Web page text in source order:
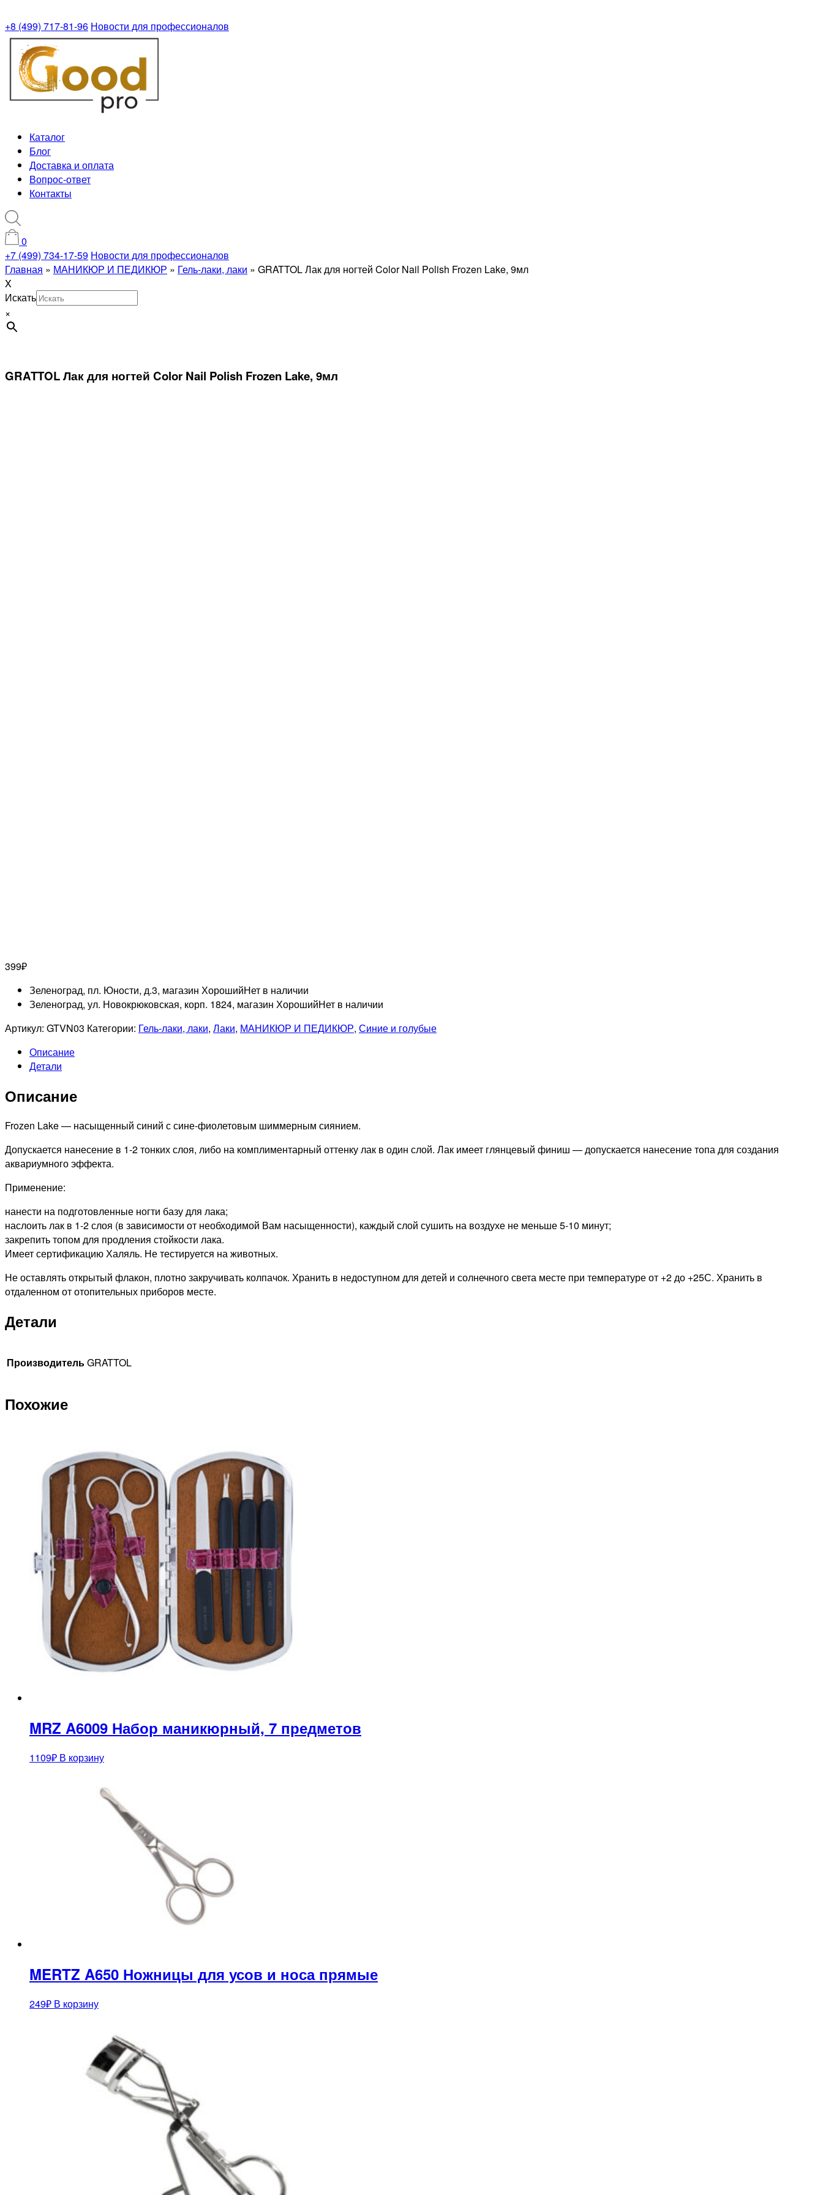
+8 (499) 717-81-96 Новости для профессионалов
Каталог
Блог
Доставка и оплата
Вопрос-ответ
Контакты
0
+7 (499) 734-17-59 Новости для профессионалов
Главная » МАНИКЮР И ПЕДИКЮР » Гель-лаки, лаки » GRATTOL Лак для ногтей Color Nail Polish Frozen Lake, 9мл
X
Искать
×
GRATTOL Лак для ногтей Color Nail Polish Frozen Lake, 9мл
399₽
Зеленоград, пл. Юности, д.3, магазин ХорошийНет в наличии
Зеленоград, ул. Новокрюковская, корп. 1824, магазин ХорошийНет в наличии
Артикул: GTVN03 Категории: Гель-лаки, лаки, Лаки, МАНИКЮР И ПЕДИКЮР, Синие и голубые
Описание
Детали
Описание
Frozen Lake — насыщенный синий с сине-фиолетовым шиммерным сиянием.
Допускается нанесение в 1-2 тонких слоя, либо на комплиментарный оттенку лак в один слой. Лак имеет глянцевый финиш — допускается нанесение топа для создания
аквариумного эффекта.
Применение:
нанести на подготовленные ногти базу для лака;
наслоить лак в 1-2 слоя (в зависимости от необходимой Вам насыщенности), каждый слой сушить на воздухе не меньше 5-10 минут;
закрепить топом для продления стойкости лака.
Имеет сертификацию Халяль. Не тестируется на животных.
Не оставлять открытый флакон, плотно закручивать колпачок. Хранить в недоступном для детей и солнечного света месте при температуре от +2 до +25С. Хранить в
отдаленном от отопительных приборов месте.
Детали
ПроизводительGRATTOL
Похожие
MRZ A6009 Набор маникюрный, 7 предметов
1109₽ В корзину
MERTZ A650 Ножницы для усов и носа прямые
249₽ В корзину